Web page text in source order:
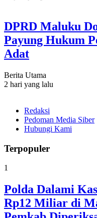
DPRD Maluku
Payung Hukum
Adat
Berita Utama
2 hari yang lalu
Redaksi
Pedoman Media Siber
Hubungi Kami
Terpopuler
1
Polda Dalami
Rp12 Miliar di